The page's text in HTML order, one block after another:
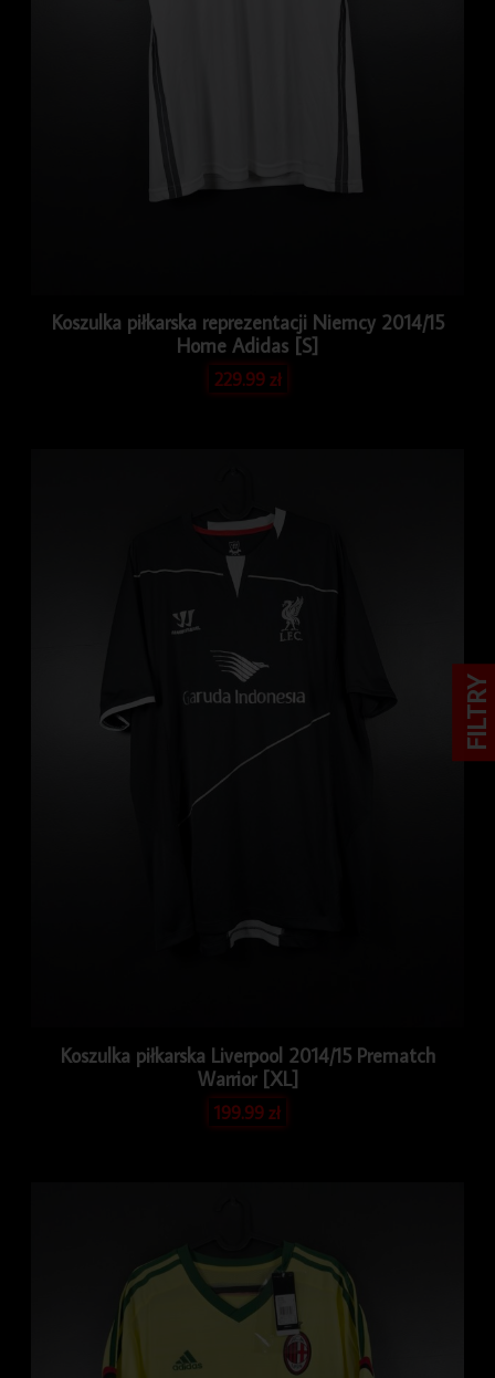
Koszulka piłkarska reprezentacji Niemcy 2014/15
Home Adidas [S]
229.99zł
Koszulka piłkarska Liverpool 2014/15 Prematch
Warrior [XL]
199.99zł
FILTRY